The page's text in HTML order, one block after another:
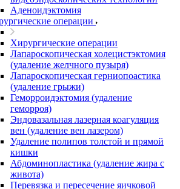
Аденоидэктомия
операции
Хирургические операции
Лапароскопическая холецистэктомия
(удаление желчного пузыря)
Лапароскопическая герниопоастика
(удаление грыжи)
Геморроидэктомия (удаление
геморроя)
Эндовазальная лазерная коагуляция
вен (удаление вен лазером)
Удаление полипов толстой и прямой
кишки
Абдоминопластика (удаление жира с
живота)
Перевязка и пересечение яичковой